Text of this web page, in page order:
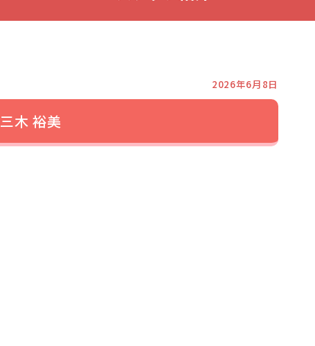
2026年6月8日
三木 裕美